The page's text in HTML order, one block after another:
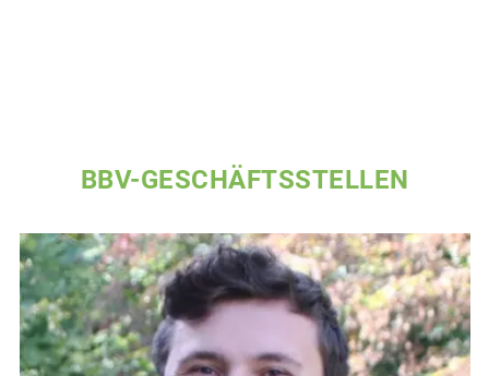
BBV-GESCHÄFTSSTELLEN